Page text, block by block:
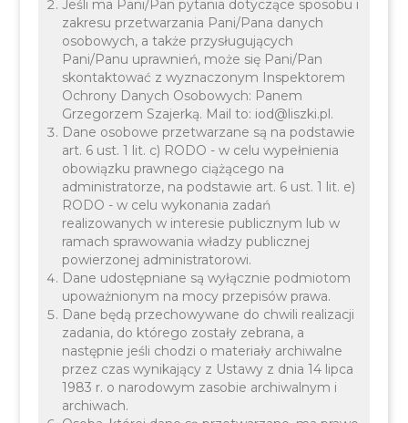
W dniu 23.09.2024r. pomiędzy Narodowym
Funduszem Ochrony Środowiska i Gospodarki
Wodnej a Gminą Liszki została podpisana umowa o
dofinansowanie projektu FENX.01.03-IW.01-
Jeśli ma Pani/Pan pytania dotyczące sposobu i
zakresu przetwarzania Pani/Pana danych
osobowych, a także przysługujących
Pani/Panu uprawnień, może się Pani/Pan
skontaktować z wyznaczonym Inspektorem
Ochrony Danych Osobowych: Panem
Grzegorzem Szajerką. Mail to: iod@liszki.pl.
Dane osobowe przetwarzane są na podstawie
art. 6 ust. 1 lit. c) RODO - w celu wypełnienia
obowiązku prawnego ciążącego na
administratorze, na podstawie art. 6 ust. 1 lit. e)
RODO - w celu wykonania zadań
realizowanych w interesie publicznym lub w
ramach sprawowania władzy publicznej
powierzonej administratorowi.
Dane udostępniane są wyłącznie podmiotom
upoważnionym na mocy przepisów prawa.
Dane będą przechowywane do chwili realizacji
zadania, do którego zostały zebrana, a
następnie jeśli chodzi o materiały archiwalne
przez czas wynikający z Ustawy z dnia 14 lipca
1983 r. o narodowym zasobie archiwalnym i
archiwach.